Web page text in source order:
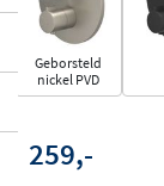
Geborsteld
nickel PVD
259,-